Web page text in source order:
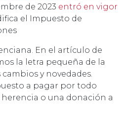
de 2023 entró en vigor
el Impuesto de
En el artículo de
la letra pequeña de la
y novedades.
a pagar por todo
o una donación a